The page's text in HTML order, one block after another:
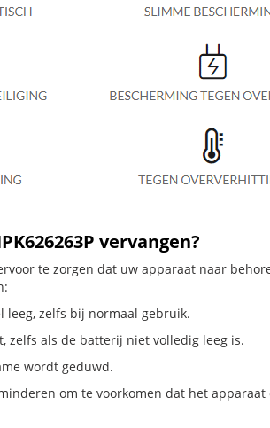
vervangen?
te zorgen dat uw apparaat naar
leeg, zelfs bij normaal gebruik.
zelfs als de batterij niet volledig leeg is.
wordt geduwd.
om te voorkomen dat het apparaat